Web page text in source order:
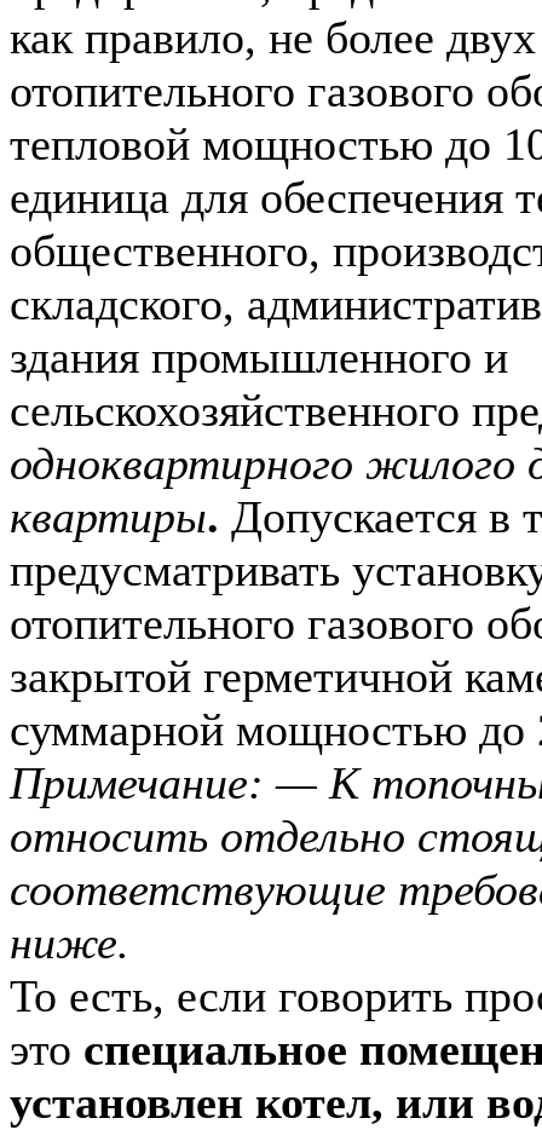
как правило, не более
отопительного газового
тепловой мощностью до
единица для обеспечения
общественного,
складского,
здания промышленного и
сельскохозяйственного
одноквартирного жилого
квартиры. Допускается в
предусматривать
отопительного газового
закрытой герметичной
суммарной мощностью до
Примечание: — К
относить отдельно
соответствующие
ниже.
То есть, если говорить
это специальное
установлен котел, или